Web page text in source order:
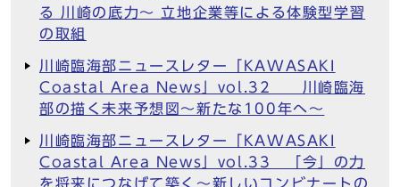
る 川崎の底力～ 立地企業等による体験型学習
の取組
川崎臨海部ニュースレター「KAWASAKI
Coastal Area News」vol.32 川崎臨海
部の描く未来予想図～新たな100年へ～
川崎臨海部ニュースレター「KAWASAKI
Coastal Area News」vol.33 「今」の力
を将来につなげて築く～新しいコンビナートの